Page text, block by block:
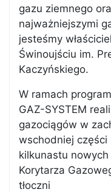
gazu ziemnego
najważniejszymi
jesteśmy
Świnoujściu im.
Kaczyńskiego.
W ramach
GAZ-SYSTEM
gazociągów w
wschodniej
kilkunastu
Korytarza
tłoczni